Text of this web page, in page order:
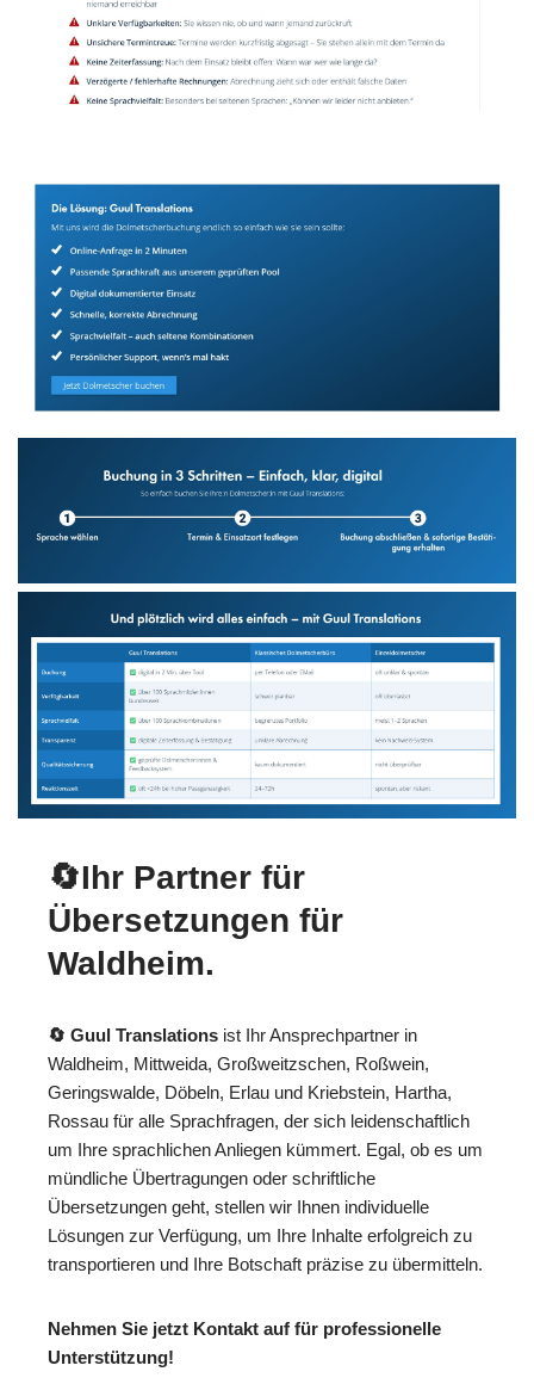
🔄Ihr Partner für
Übersetzungen für
Waldheim.
🔄 Guul Translations ist Ihr Ansprechpartner in
Waldheim, Mittweida, Großweitzschen, Roßwein,
Geringswalde, Döbeln, Erlau und Kriebstein, Hartha,
Rossau für alle Sprachfragen, der sich leidenschaftlich
um Ihre sprachlichen Anliegen kümmert. Egal, ob es um
mündliche Übertragungen oder schriftliche
Übersetzungen geht, stellen wir Ihnen individuelle
Lösungen zur Verfügung, um Ihre Inhalte erfolgreich zu
transportieren und Ihre Botschaft präzise zu übermitteln.
Nehmen Sie jetzt Kontakt auf für professionelle
Unterstützung!